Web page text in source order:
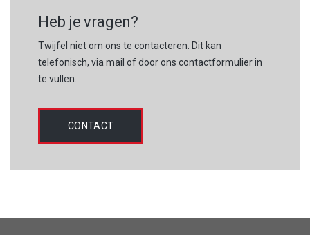
Heb je vragen?
Twijfel niet om ons te contacteren. Dit kan
telefonisch, via mail of door ons contactformulier in
te vullen.
CONTACT